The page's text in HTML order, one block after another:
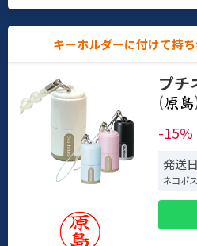
キーホルダーに付けて持
プチ
(
-15%
発送
ネコポ